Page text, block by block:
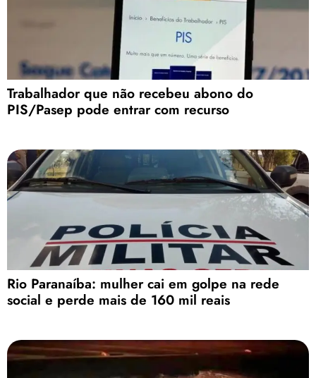
Trabalhador que não recebeu abono do
PIS/Pasep pode entrar com recurso
Rio Paranaíba: mulher cai em golpe na rede
social e perde mais de 160 mil reais